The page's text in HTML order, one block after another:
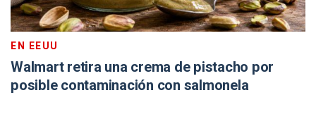
EN EEUU
Walmart retira una crema de pistacho por
posible contaminación con salmonela